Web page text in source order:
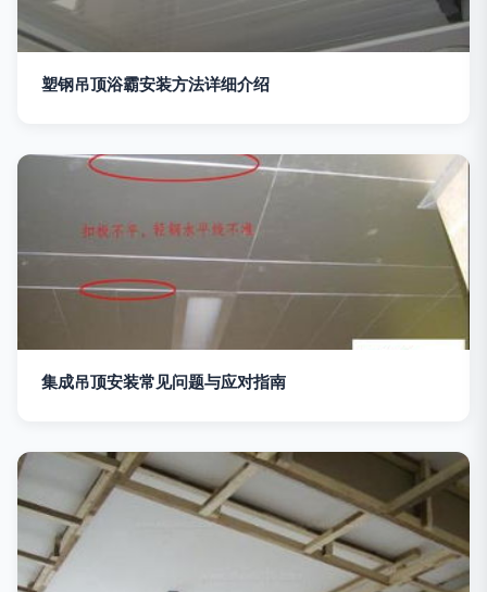
塑钢吊顶浴霸安装方法详细介绍
集成吊顶安装常见问题与应对指南